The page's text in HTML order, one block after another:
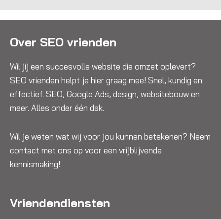
Over SEO vrienden
Wil jij een succesvolle website die omzet oplevert?
SEO vrienden helpt je hier graag mee! Snel, kundig en
effectief. SEO, Google Ads, design, websitebouw en
meer. Alles onder één dak.
Wil je weten wat wij voor jou kunnen betekenen? Neem
contact met ons op voor een vrijblijvende
kennismaking!
Vriendendiensten